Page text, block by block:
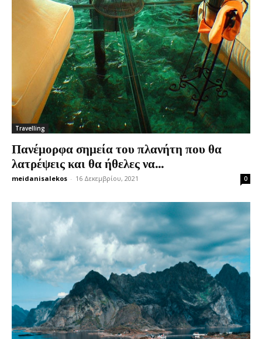
Travelling
Πανέμορφα σημεία του πλανήτη που θα
λατρέψεις και θα ήθελες να...
meidanisalekos - 16 Δεκεμβρίου, 2021 0